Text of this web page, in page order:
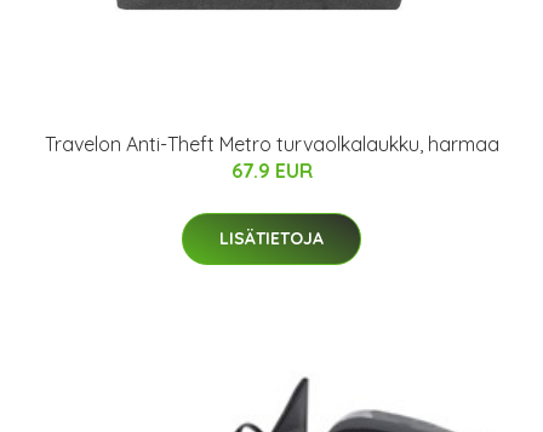
Travelon Anti-Theft Metro turvaolkalaukku, harmaa
67.9 EUR
LISÄTIETOJA